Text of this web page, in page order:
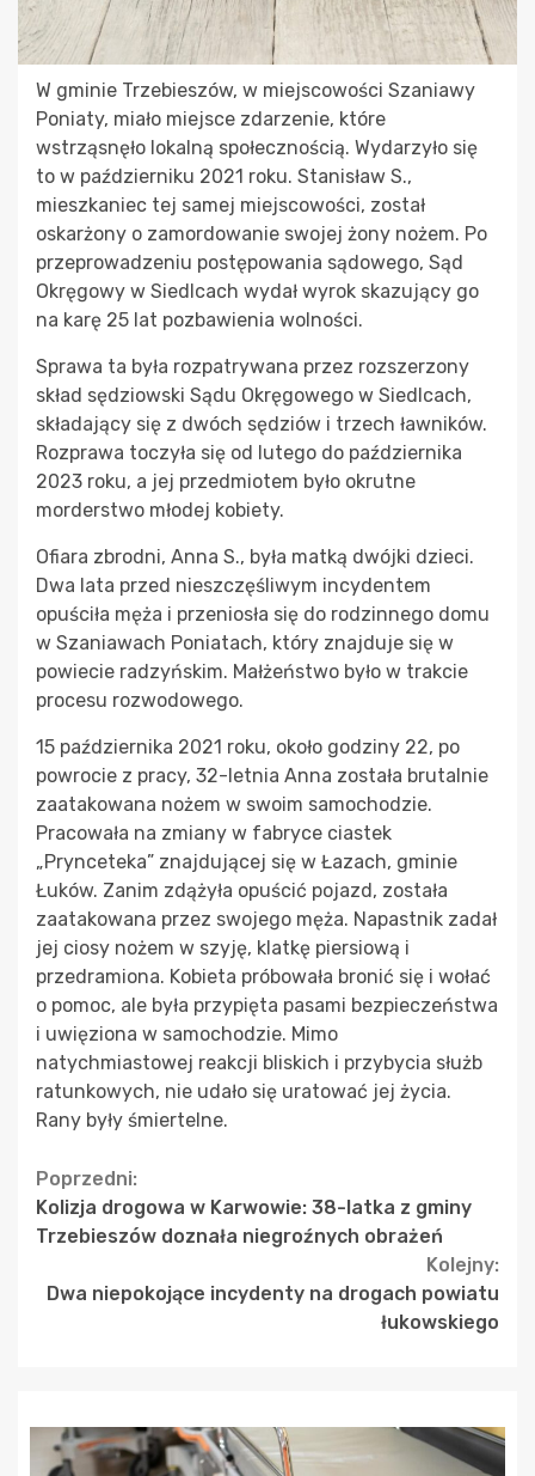
W gminie Trzebieszów, w miejscowości Szaniawy
Poniaty, miało miejsce zdarzenie, które
wstrząsnęło lokalną społecznością. Wydarzyło się
to w październiku 2021 roku. Stanisław S.,
mieszkaniec tej samej miejscowości, został
oskarżony o zamordowanie swojej żony nożem. Po
przeprowadzeniu postępowania sądowego, Sąd
Okręgowy w Siedlcach wydał wyrok skazujący go
na karę 25 lat pozbawienia wolności.
Sprawa ta była rozpatrywana przez rozszerzony
skład sędziowski Sądu Okręgowego w Siedlcach,
składający się z dwóch sędziów i trzech ławników.
Rozprawa toczyła się od lutego do października
2023 roku, a jej przedmiotem było okrutne
morderstwo młodej kobiety.
Ofiara zbrodni, Anna S., była matką dwójki dzieci.
Dwa lata przed nieszczęśliwym incydentem
opuściła męża i przeniosła się do rodzinnego domu
w Szaniawach Poniatach, który znajduje się w
powiecie radzyńskim. Małżeństwo było w trakcie
procesu rozwodowego.
15 października 2021 roku, około godziny 22, po
powrocie z pracy, 32-letnia Anna została brutalnie
zaatakowana nożem w swoim samochodzie.
Pracowała na zmiany w fabryce ciastek
„Prynceteka” znajdującej się w Łazach, gminie
Łuków. Zanim zdążyła opuścić pojazd, została
zaatakowana przez swojego męża. Napastnik zadał
jej ciosy nożem w szyję, klatkę piersiową i
przedramiona. Kobieta próbowała bronić się i wołać
o pomoc, ale była przypięta pasami bezpieczeństwa
i uwięziona w samochodzie. Mimo
natychmiastowej reakcji bliskich i przybycia służb
ratunkowych, nie udało się uratować jej życia.
Rany były śmiertelne.
Continue
Reading
Poprzedni:
Kolizja drogowa w Karwowie: 38-latka z gminy
Trzebieszów doznała niegroźnych obrażeń
Kolejny:
Dwa niepokojące incydenty na drogach powiatu
łukowskiego